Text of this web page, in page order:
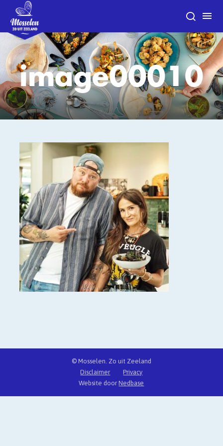
image00010
© Mosselen. Zo uit Zeeland
Disclaimer
Privacy
Website doorNedbase